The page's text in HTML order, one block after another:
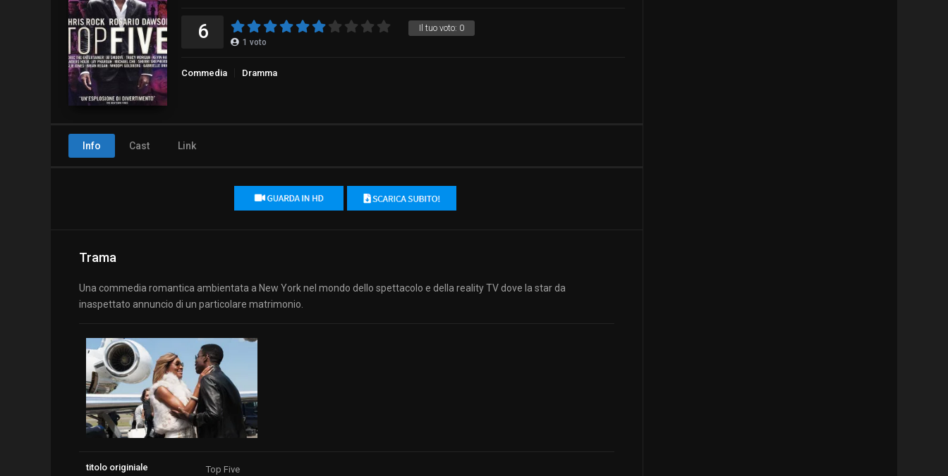
Il tuo voto: 0
6 1 voto
Commedia Dramma
Info Cast Link
Trama
Una commedia romantica ambientata a New York nel mondo dello spettacolo e della reality TV dove la star da
inaspettato annuncio di un particolare matrimonio.
titolo originiale Top Five